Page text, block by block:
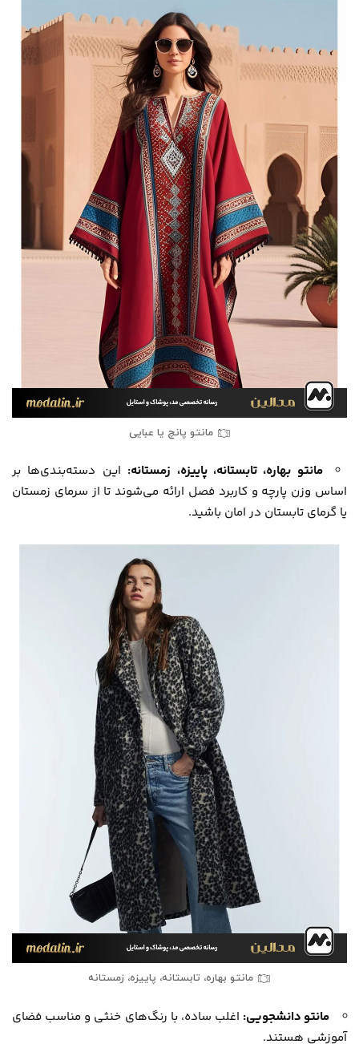
مانتو پانچ یا عبایی
مانتو بهاره، تابستانه، پاییزه، زمستانه: این دسته‌بندی‌ها بر
اساس وزن پارچه و کاربرد فصل ارائه می‌شوند تا از سرمای زمستان
یا گرمای تابستان در امان باشید.
مانتو بهاره، تابستانه، پاییزه، زمستانه
مانتو دانشجویی: اغلب ساده، با رنگ‌های خنثی و مناسب فضای
آموزشی هستند.